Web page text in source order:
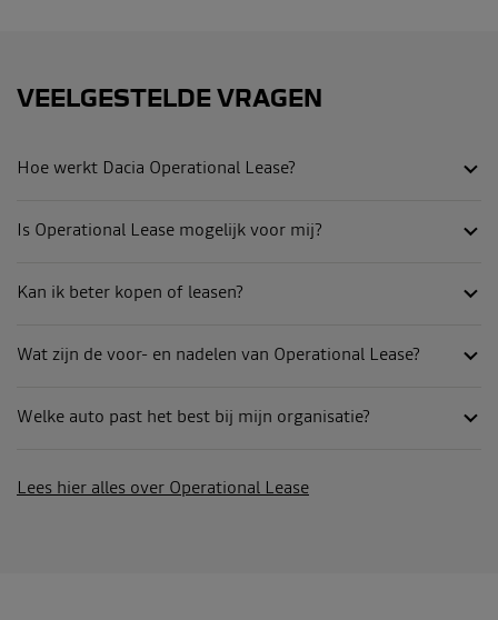
VEELGESTELDE VRAGEN
Hoe werkt Dacia Operational Lease?
Is Operational Lease mogelijk voor mij?
Kan ik beter kopen of leasen?
Wat zijn de voor- en nadelen van Operational Lease?
Welke auto past het best bij mijn organisatie?
Lees hier alles over Operational Lease